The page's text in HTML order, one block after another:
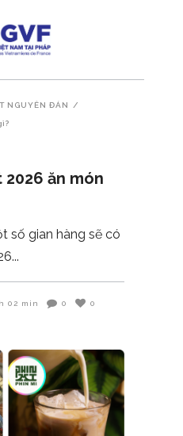
NGUYÊN ĐÁN /
ăn món
số gian hàng sẽ có
02 min 0 0